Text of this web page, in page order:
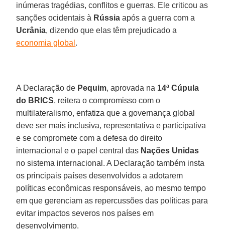
inúmeras tragédias, conflitos e guerras. Ele criticou as
sanções ocidentais à Rússia após a guerra com a
Ucrânia, dizendo que elas têm prejudicado a
economia global .
A Declaração de Pequim, aprovada na 14ª Cúpula
do BRICS, reitera o compromisso com o
multilateralismo, enfatiza que a governança global
deve ser mais inclusiva, representativa e participativa
e se compromete com a defesa do direito
internacional e o papel central das Nações Unidas
no sistema internacional. A Declaração também insta
os principais países desenvolvidos a adotarem
políticas econômicas responsáveis, ao mesmo tempo
em que gerenciam as repercussões das políticas para
evitar impactos severos nos países em
desenvolvimento.